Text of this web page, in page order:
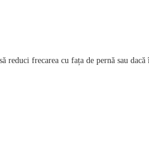
frecarea cu fața de pernă sau